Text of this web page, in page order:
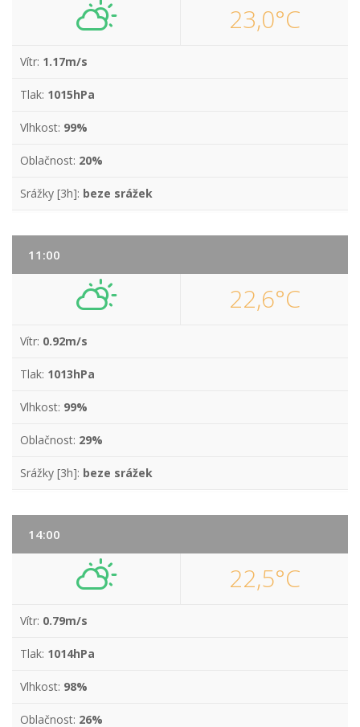
23,0°C
Vítr: 1.17m/s
Tlak: 1015hPa
Vlhkost: 99%
Oblačnost: 20%
Srážky [3h]: beze srážek
11:00
22,6°C
Vítr: 0.92m/s
Tlak: 1013hPa
Vlhkost: 99%
Oblačnost: 29%
Srážky [3h]: beze srážek
14:00
22,5°C
Vítr: 0.79m/s
Tlak: 1014hPa
Vlhkost: 98%
Oblačnost: 26%